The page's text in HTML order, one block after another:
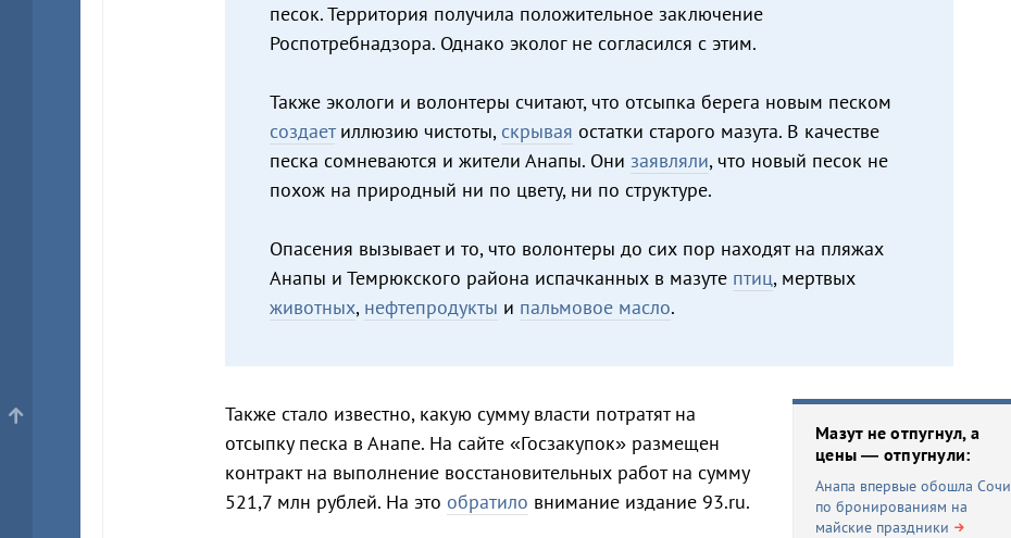
песок. Территория получила положительное заключение
Роспотребнадзора. Однако эколог не согласился с этим.
Также экологи и волонтеры считают, что отсыпка берега новым песком
создаетиллюзию чистоты, скрывая остатки старого мазута. В качестве
песка сомневаются и жители Анапы. Они заявляли, что новый песок не
похож на природный ни по цвету, ни по структуре.
Опасения вызывает и то, что волонтеры до сих пор находят на пляжах
Анапы и Темрюкского района испачканных в мазуте птиц, мертвых
животных, нефтепродукты и пальмовое масло.
Мазут не отпугнул, а
цены — отпугнули:
Анапа впервые обошла Сочи
по бронированиям на
майские праздники
Также стало известно, какую сумму власти потратят на
отсыпку песка в Анапе. На сайте «Госзакупок» размещен
контракт на выполнение восстановительных работ на сумму
521,7 млн рублей. На это обратило внимание издание 93.ru.